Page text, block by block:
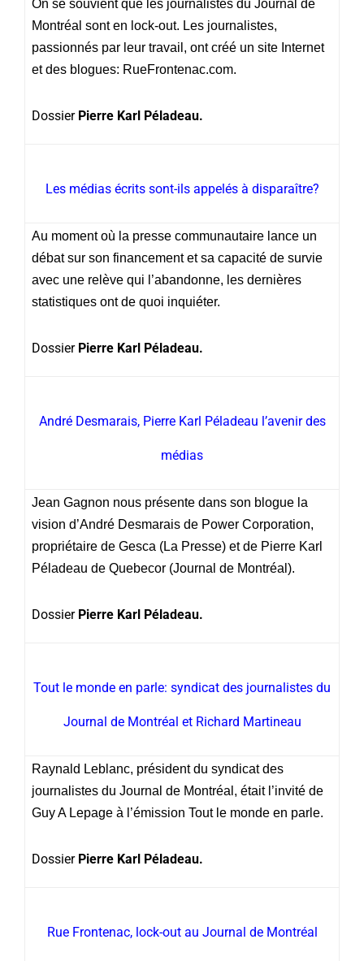
On se souvient que les journalistes du Journal de
Montréal sont en lock-out. Les journalistes,
passionnés par leur travail, ont créé un site Internet
et des blogues: RueFrontenac.com.
Dossier Pierre Karl Péladeau.
Les médias écrits sont-ils appelés à disparaître?
Au moment où la presse communautaire lance un
débat sur son financement et sa capacité de survie
avec une relève qui l’abandonne, les dernières
statistiques ont de quoi inquiéter.
Dossier Pierre Karl Péladeau.
André Desmarais, Pierre Karl Péladeau l’avenir des
médias
Jean Gagnon nous présente dans son blogue la
vision d’André Desmarais de Power Corporation,
propriétaire de Gesca (La Presse) et de Pierre Karl
Péladeau de Quebecor (Journal de Montréal).
Dossier Pierre Karl Péladeau.
Tout le monde en parle: syndicat des journalistes du
Journal de Montréal et Richard Martineau
Raynald Leblanc, président du syndicat des
journalistes du Journal de Montréal, était l’invité de
Guy A Lepage à l’émission Tout le monde en parle.
Dossier Pierre Karl Péladeau.
Rue Frontenac, lock-out au Journal de Montréal